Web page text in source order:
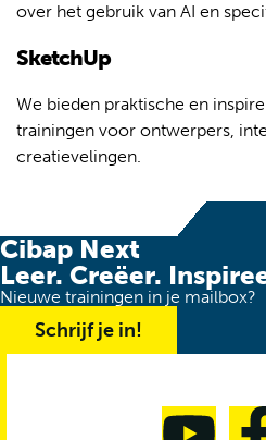
over het gebruik van AI en
SketchUp
We bieden praktische en
trainingen voor ontwerpers,
creatievelingen.
Cibap Next
Leer. Creëer.
Nieuwe trainingen in je mailbox?
Schrijf je in!